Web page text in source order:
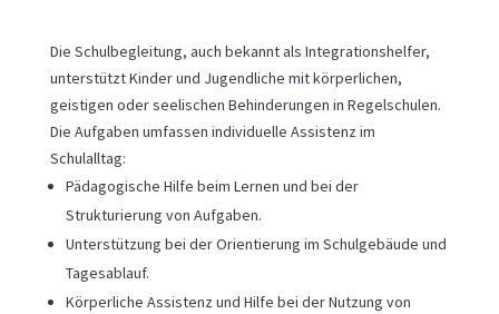
Die Schulbegleitung, auch bekannt als Integrationshelfer,
unterstützt Kinder und Jugendliche mit körperlichen,
geistigen oder seelischen Behinderungen in Regelschulen.
Die Aufgaben umfassen individuelle Assistenz im
Schulalltag:
Pädagogische Hilfe beim Lernen und bei der
Strukturierung von Aufgaben.
Unterstützung bei der Orientierung im Schulgebäude und
Tagesablauf.
Körperliche Assistenz und Hilfe bei der Nutzung von